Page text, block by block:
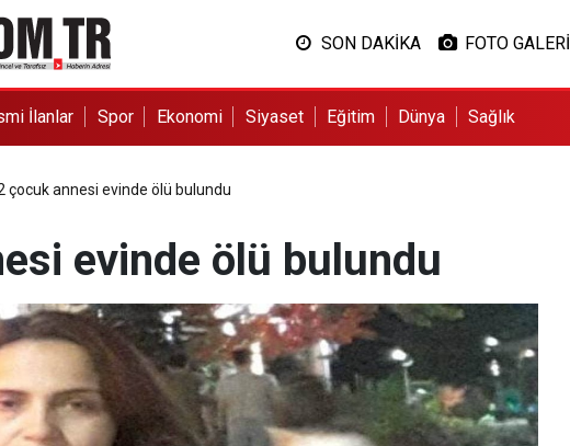
SON DAKİKA FOTO GALERİ
İlanlar Spor Ekonomi Siyaset Eğitim Dünya Sağlık
çocuk annesi evinde ölü bulundu
evinde ölü bulundu